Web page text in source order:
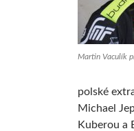
Martin Vaculík
polské
Michael
Kuberou a